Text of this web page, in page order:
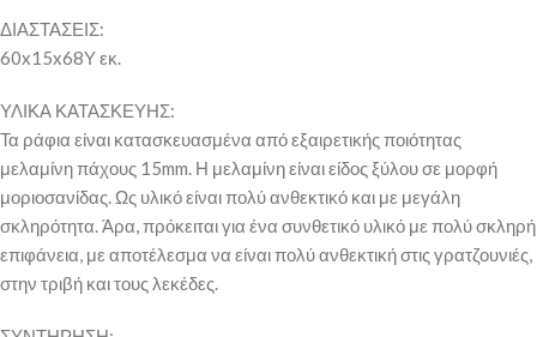
ΔΙΑΣΤΑΣΕΙΣ:
60x15x68Υ εκ.
ΥΛΙΚΑ ΚΑΤΑΣΚΕΥΗΣ:
Τα ράφια είναι κατασκευασμένα από εξαιρετικής ποιότητας
μελαμίνη πάχους 15mm. Η μελαμίνη είναι είδος ξύλου σε μορφή
μοριοσανίδας. Ως υλικό είναι πολύ ανθεκτικό και με μεγάλη
σκληρότητα. Άρα, πρόκειται για ένα συνθετικό υλικό με πολύ σκληρή
επιφάνεια, με αποτέλεσμα να είναι πολύ ανθεκτική στις γρατζουνιές,
στην τριβή και τους λεκέδες.